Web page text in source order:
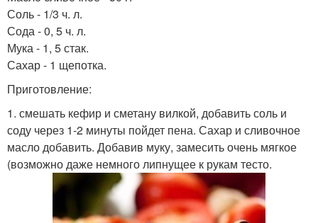
Соль - 1/3 ч. л.
Сода - 0, 5 ч. л.
Мука - 1, 5 стак.
Сахар - 1 щепотка.
Приготовление:
1. смешать кефир и сметану вилкой, добавить соль и
соду через 1-2 минуты пойдет пена. Сахар и сливочное
масло добавить. Добавив муку, замесить очень мягкое
(возможно даже немного липнущее к рукам тесто.